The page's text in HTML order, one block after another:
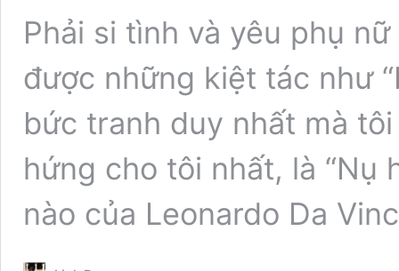
Phải si tình và yêu phụ
được những kiệt tác như
bức tranh duy nhất mà
hứng cho tôi nhất, là “Nụ
nào của Leonardo Da